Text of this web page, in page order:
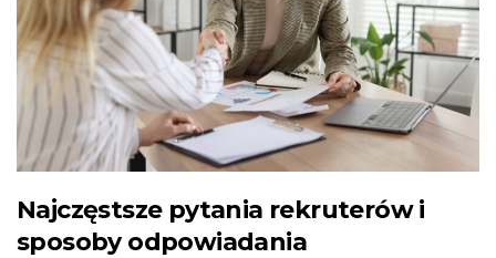
Najczęstsze pytania rekruterów i
sposoby odpowiadania